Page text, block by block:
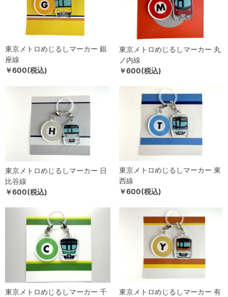
東京メトロめじるしマーカー 銀
座線
￥600(税込)
東京メトロめじるしマーカー 丸
ノ内線
￥600(税込)
東京メトロめじるしマーカー 日
比谷線
￥600(税込)
東京メトロめじるしマーカー 東
西線
￥600(税込)
東京メトロめじるしマーカー 千
東京メトロめじるしマーカー 有